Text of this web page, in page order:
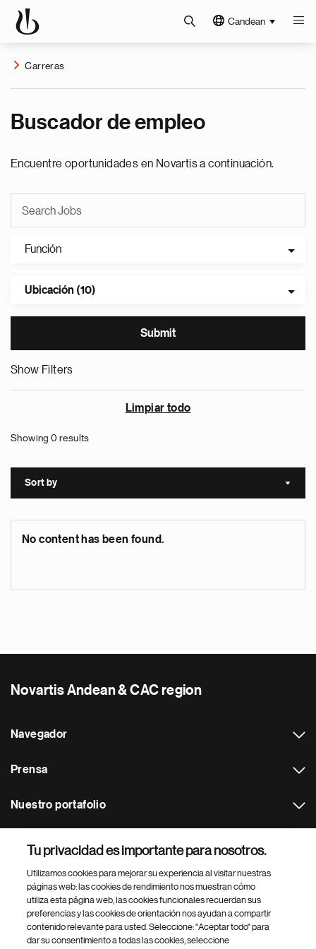
Candean
Carreras
Buscador de empleo
Encuentre oportunidades en Novartis a continuación.
Función
Ubicación (10)
Show Filters
Limpiar todo
Showing 0 results
Sort by Sort
No content has been found.
Novartis Andean & CAC region
Navegador
Prensa
Nuestro portafolio
Footer Site Search
Tu privacidad es importante para nosotros.
Utilizamos cookies para mejorar su experiencia al visitar nuestras
páginas web: las cookies de rendimiento nos muestran cómo
utiliza esta página web, las cookies funcionales recuerdan sus
preferencias y las cookies de orientación nos ayudan a compartir
contenido relevante para usted. Seleccione: "Aceptar todo" para
dar su consentimiento a todas las cookies, seleccione